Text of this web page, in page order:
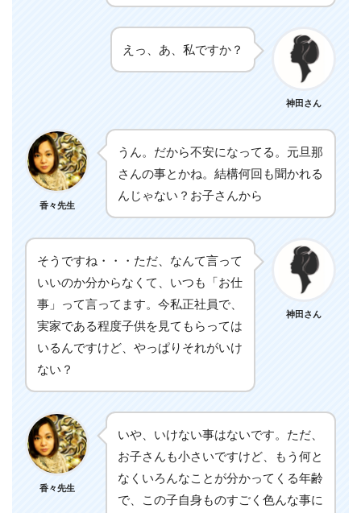
えっ、あ、私ですか？
神田さん
香々先生
うん。だから不安になってる。元旦那
さんの事とかね。結構何回も聞かれる
んじゃない？お子さんから
そうですね・・・ただ、なんて言って
いいのか分からなくて、いつも「お仕
事」って言ってます。今私正社員で、
実家である程度子供を見てもらっては
いるんですけど、やっぱりそれがいけ
ない？
神田さん
香々先生
いや、いけない事はないです。ただ、
お子さんも小さいですけど、もう何と
なくいろんなことが分かってくる年齢
で、この子自身ものすごく色んな事に